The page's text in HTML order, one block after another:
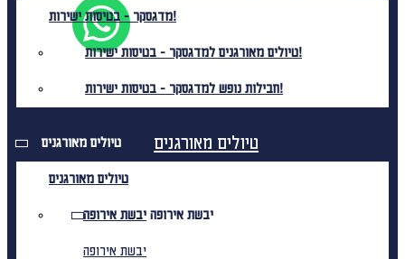
מדגסקר - בטיסות ישירות!
טיולים מאורגנים למדגסקר - בטיסות ישירות!
חבילות נופש למדגסקר - בטיסות ישירות!
טיולים מאורגנים טיולים מאורגנים
טיולים מאורגנים
יבשת אירופה יבשת אירופה
יבשת אירופה